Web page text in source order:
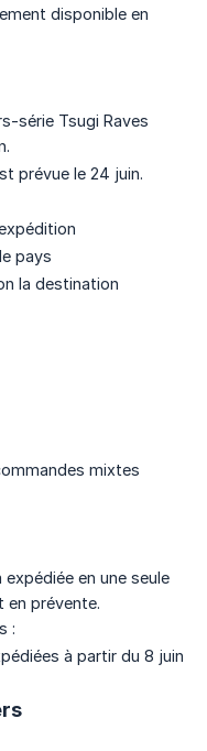
disponible en
série Tsugi Raves
prévue le 24 juin.
pays
la destination
mixtes
en une seule
en prévente.
:
à partir du 8 juin